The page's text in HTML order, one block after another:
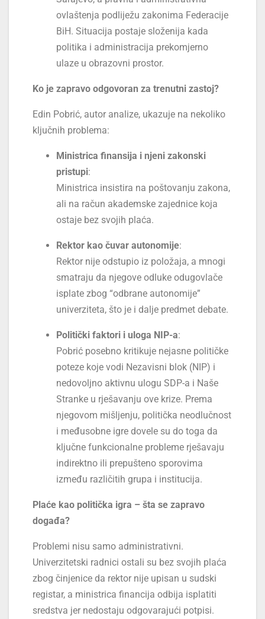
ovlaštenja podliježu zakonima Federacije
BiH. Situacija postaje složenija kada
politika i administracija prekomjerno
ulaze u obrazovni prostor.
Ko je zapravo odgovoran za trenutni zastoj?
Edin Pobrić, autor analize, ukazuje na nekoliko
ključnih problema:
Ministrica finansija i njeni zakonski
pristupi:
Ministrica insistira na poštovanju zakona,
ali na račun akademske zajednice koja
ostaje bez svojih plaća.
Rektor kao čuvar autonomije:
Rektor nije odstupio iz položaja, a mnogi
smatraju da njegove odluke odugovlače
isplate zbog “odbrane autonomije”
univerziteta, što je i dalje predmet debate.
Politički faktori i uloga NIP-a:
Pobrić posebno kritikuje nejasne političke
poteze koje vodi Nezavisni blok (NIP) i
nedovoljno aktivnu ulogu SDP-a i Naše
Stranke u rješavanju ove krize. Prema
njegovom mišljenju, politička neodlučnost
i međusobne igre dovele su do toga da
ključne funkcionalne probleme rješavaju
indirektno ili prepušteno sporovima
između različitih grupa i institucija.
Plaće kao politička igra – šta se zapravo
događa?
Problemi nisu samo administrativni.
Univerzitetski radnici ostali su bez svojih plaća
zbog činjenice da rektor nije upisan u sudski
registar, a ministrica financija odbija isplatiti
sredstva jer nedostaju odgovarajući potpisi.